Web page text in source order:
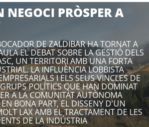
NEGOCI PRÒSPER A
DE ZALDIBAR HA TORNAT A
EL DEBAT SOBRE LA GESTIÓ DELS
UN TERRITORI AMB UNA FORTA
LA INFLUÈNCIA LOBBISTA
I ELS SEUS VINCLES DE
POLÍTICS QUE HAN DOMINAT
A LA COMUNITAT AUTÒNOMA
BONA PART, EL DISSENY D'UN
LAX AMB EL TRACTAMENT DE LES
DE LA INDÚSTRIA